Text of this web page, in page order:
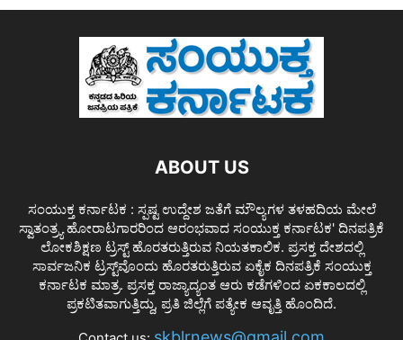
ABOUT US
ಸಂಯುಕ್ತ ಕರ್ನಾಟಕ : ಸ್ಪಷ್ಟ ಉದ್ದೇಶ ಜತೆಗೆ ಮೌಲ್ಯಗಳ ತಳಹದಿಯ ಮೇಲೆ
ಸ್ವಾತಂತ್ರ್ಯ ಹೋರಾಟಗಾರರಿಂದ ಆರಂಭವಾದ ಸಂಯುಕ್ತ ಕರ್ನಾಟಕ' ದಿನಪತ್ರಿಕೆ
ಲೋಕಶಿಕ್ಷಣ ಟ್ರಸ್ಟ್ ಹೊರತರುತ್ತಿರುವ ನಿಯತಕಾಲಿಕ. ಪ್ರಸಕ್ತ ದೇಶದಲ್ಲಿ
ಸಾರ್ವಜನಿಕ ಟ್ರಸ್ಟ್‌ವೊಂದು ಹೊರತರುತ್ತಿರುವ ಏಕೈಕ ದಿನಪತ್ರಿಕೆ ಸಂಯುಕ್ತ
ಕರ್ನಾಟಕ ಮಾತ್ರ. ಪ್ರಸಕ್ತ ರಾಜ್ಯಾದ್ಯಂತ ಆರು ಕಡೆಗಳಿಂದ ಏಕಕಾಲದಲ್ಲಿ
ಪ್ರಕಟಿತವಾಗುತ್ತಿದ್ದು, ಪ್ರತಿ ಜಿಲ್ಲೆಗೆ ಪತ್ಯೇಕ ಆವೃತ್ತಿ ಹೊಂದಿದೆ.